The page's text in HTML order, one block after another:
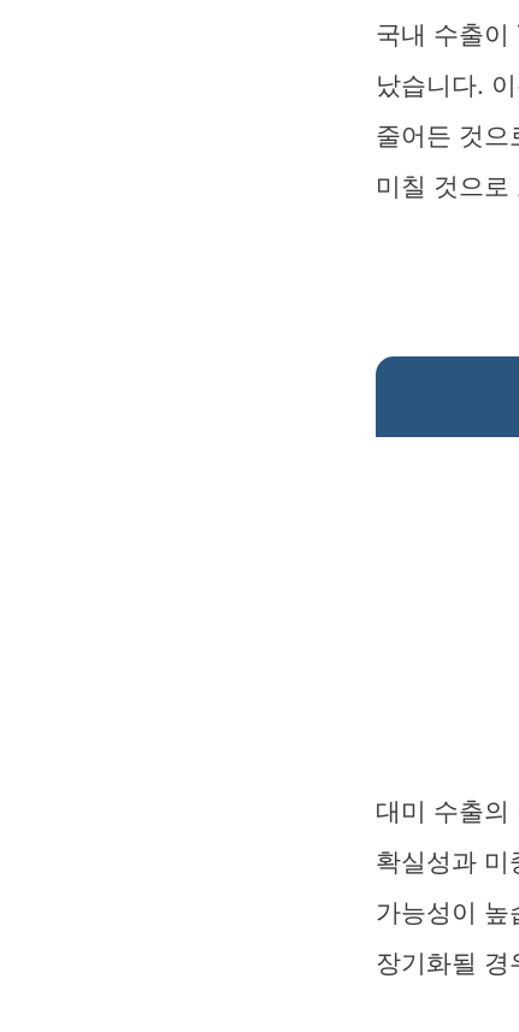
국내 수출
났습니다.
줄어든 것으
미칠 것으로
대미 수출의
확실성과 미
가능성이 높
장기화될 경